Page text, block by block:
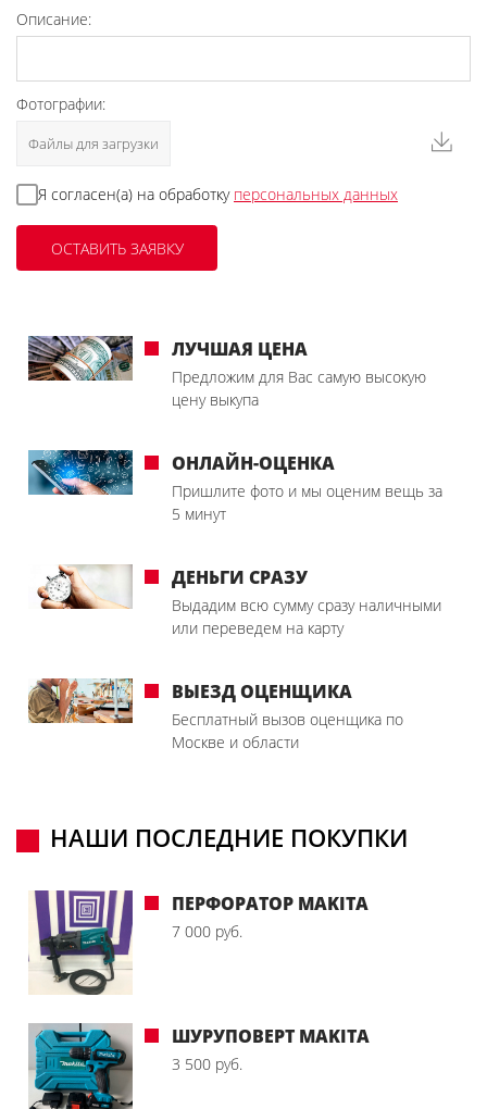
Описание:
Фотографии:
Файлы для загрузки
Я согласен(а) на обработку персональных данных
ЛУЧШАЯ ЦЕНА
Предложим для Вас самую высокую
цену выкупа
ОНЛАЙН-ОЦЕНКА
Пришлите фото и мы оценим вещь за
5 минут
ДЕНЬГИ СРАЗУ
Выдадим всю сумму сразу наличными
или переведем на карту
ВЫЕЗД ОЦЕНЩИКА
Бесплатный вызов оценщика по
Москве и области
НАШИ ПОСЛЕДНИЕ ПОКУПКИ
ПЕРФОРАТОР MAKITA
7 000 руб.
ШУРУПОВЕРТ MAKITA
3 500 руб.